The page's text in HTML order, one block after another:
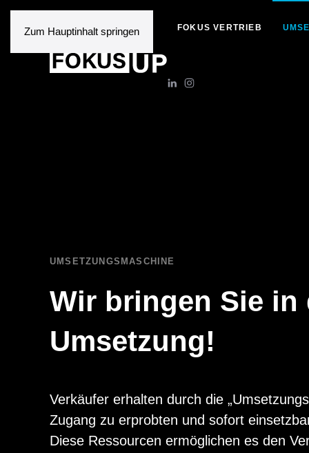
Zum Hauptinhalt springen FOKUS VERTRIEB
UMSETZUNGSMASCHINE
Wir bringen Sie in
Umsetzung!
Verkäufer erhalten durch die
Zugang zu erprobten und sofort
Diese Ressourcen ermöglichen es den